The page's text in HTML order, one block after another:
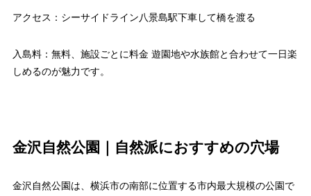
アクセス：シーサイドライン八景島駅下車して橋を渡る
入島料：無料、施設ごとに料金 遊園地や水族館と合わせて一日楽
しめるのが魅力です。
金沢自然公園｜自然派におすすめの穴場
金沢自然公園は、横浜市の南部に位置する市内最大規模の公園で